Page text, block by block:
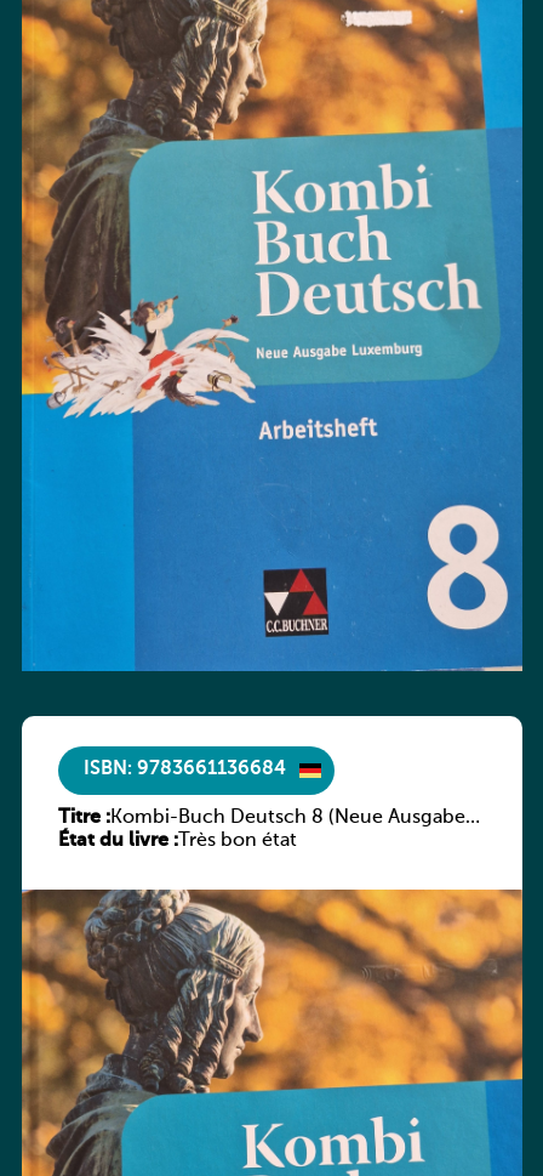
ISBN: 9783661136684
Titre :Kombi-Buch Deutsch 8 (Neue Ausgabe
Luxemburg)
État du livre :Très bon état